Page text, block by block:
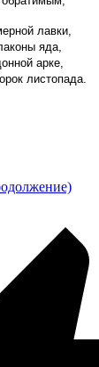
лавки,
яда,
арке,
листопада.